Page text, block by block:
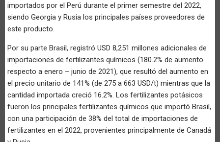
importados por el Perú durante el primer semestre del 2022,
siendo Georgia y Rusia los principales países proveedores de
este producto.
Por su parte Brasil, registró USD 8,251 millones adicionales de
importaciones de fertilizantes químicos (180.2% de aumento
respecto a enero – junio de 2021), que resultó del aumento en
el precio unitario de 141% (de 275 a 663 USD/t) mientras que la
cantidad importada creció 16.2%. Los fertilizantes potásicos
fueron los principales fertilizantes químicos que importó Brasil,
con una participación de 38% del total de importaciones de
fertilizantes en el 2022, provenientes principalmente de Canadá